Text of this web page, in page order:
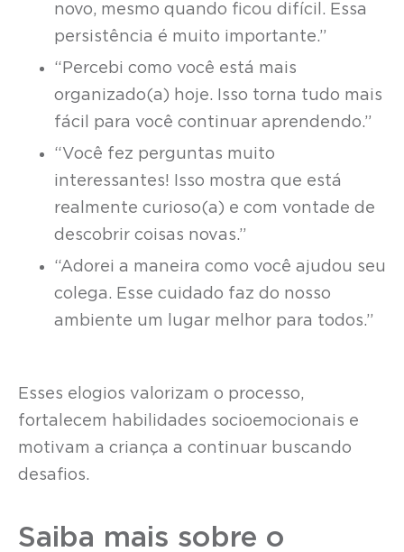
novo, mesmo quando ficou difícil. Essa
persistência é muito importante.”
“Percebi como você está mais
organizado(a) hoje. Isso torna tudo mais
fácil para você continuar aprendendo.”
“Você fez perguntas muito
interessantes! Isso mostra que está
realmente curioso(a) e com vontade de
descobrir coisas novas.”
“Adorei a maneira como você ajudou seu
colega. Esse cuidado faz do nosso
ambiente um lugar melhor para todos.”
Esses elogios valorizam o processo,
fortalecem habilidades socioemocionais e
motivam a criança a continuar buscando
desafios.
Saiba mais sobre o